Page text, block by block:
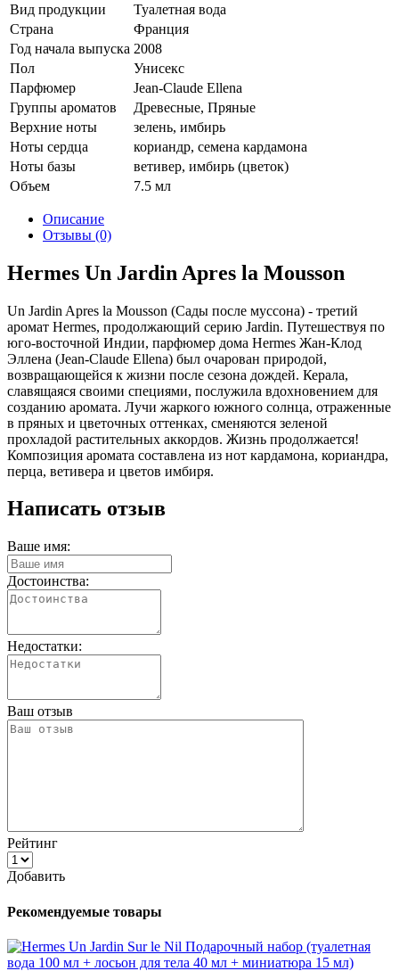
Вид продукции
Туалетная вода
Страна
Франция
Год начала выпуска 2008
Пол
Унисекс
Парфюмер
Jean-Claude Ellena
Группы ароматов
Древесные, Пряные
Верхние ноты
зелень, имбирь
Ноты сердца
кориандр, семена кардамона
Ноты базы
ветивер, имбирь (цветок)
Объем
7.5 мл
Описание
Отзывы (0)
Hermes Un Jardin Apres la Mousson
Un Jardin Apres la Mousson (Сады после муссона) - третий
аромат Hermes, продолжающий серию Jardin. Путешествуя по
юго-восточной Индии, парфюмер дома Hermes Жан-Клод
Эллена (Jean-Claude Ellena) был очарован природой,
возвращающейся к жизни после сезона дождей. Керала,
славящаяся своими специями, послужила вдохновением для
созданию аромата. Лучи жаркого южного солнца, отраженные
в пряных и цветочных оттенках, сменяются зеленой
прохладой растительных аккордов. Жизнь продолжается!
Композиция аромата составлена из нот кардамона, кориандра,
перца, ветивера и цветов имбиря.
Написать отзыв
Ваше имя:
Достоинства:
Недостатки:
Ваш отзыв
Рейтинг
Добавить
Рекомендуемые товары